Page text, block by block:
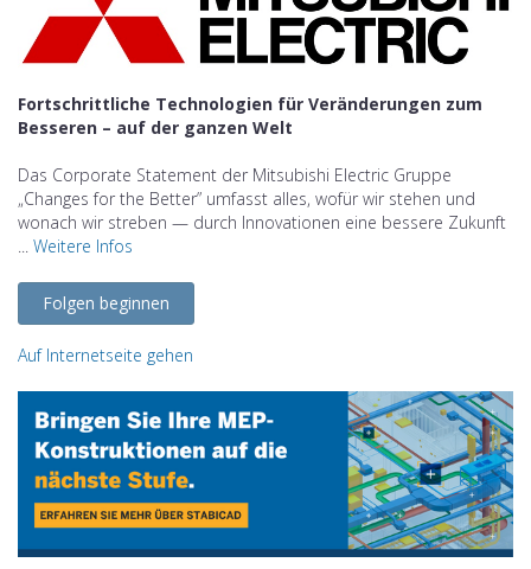
Fortschrittliche Technologien für Veränderungen zum
Besseren – auf der ganzen Welt
Das Corporate Statement der Mitsubishi Electric Gruppe
„Changes for the Better” umfasst alles, wofür wir stehen und
wonach wir streben — durch Innovationen eine bessere Zukunft
... Weitere Infos
Folgen beginnen
Auf Internetseite gehen